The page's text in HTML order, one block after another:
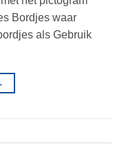
Bordjes waar
als Gebruik